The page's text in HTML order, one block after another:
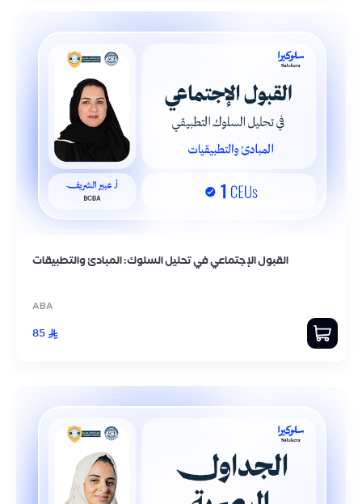
القبول الإجتماعي في تحليل السلوك: المبادئ والتطبيقات
ABA
85